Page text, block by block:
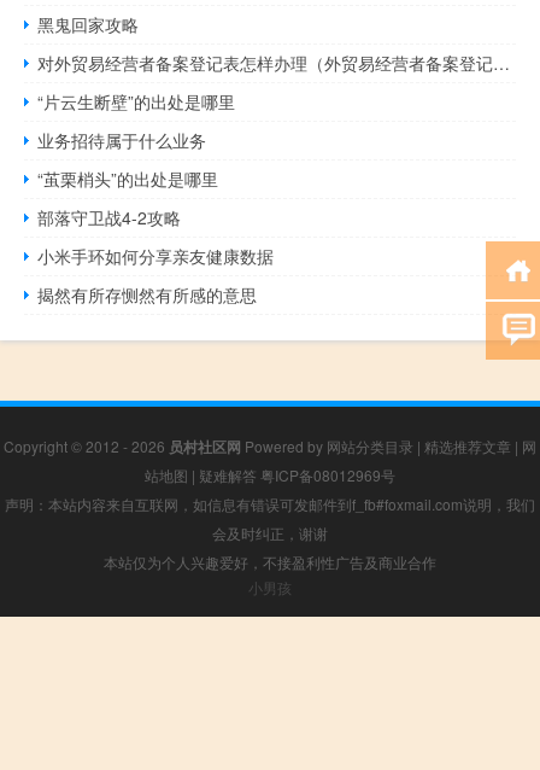
黑鬼回家攻略
对外贸易经营者备案登记表怎样办理（外贸易经营者备案登记表）
“片云生断壁”的出处是哪里
业务招待属于什么业务
“茧栗梢头”的出处是哪里
部落守卫战4-2攻略
小米手环如何分享亲友健康数据
揭然有所存恻然有所感的意思
Copyright © 2012 - 2026 员村社区网 Powered by 网站分类目录 | 精选推荐文章 | 网
站地图 | 疑难解答 粤ICP备08012969号
声明：本站内容来自互联网，如信息有错误可发邮件到f_fb#foxmail.com说明，我们
会及时纠正，谢谢
本站仅为个人兴趣爱好，不接盈利性广告及商业合作
小男孩